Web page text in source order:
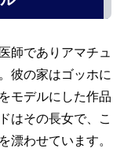
師でありアマチュ
彼の家はゴッホに
モデルにした作品
はその長女で、こ
漂わせています。